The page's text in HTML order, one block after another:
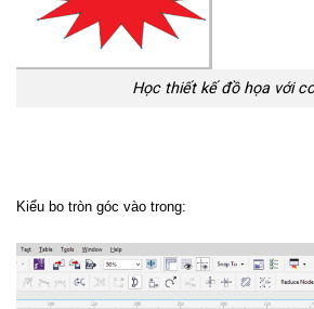
Học thiết kế đồ họa với
Kiểu bo tròn góc vào trong: